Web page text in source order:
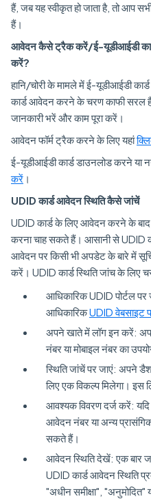
हैं, जब यह स्वीकृत हो जाता है, तो आप
हैं।
आवेदन कैसे ट्रैक करें/ई-यूडीआईडी
करें?
हानि/चोरी के मामले में ई-यूडीआईडी
कार्ड आवेदन करने के चरण काफी सरल
जानकारी भरें और काम पूरा करें।
आवेदन फॉर्म ट्रैक करने के लिए यहां
ई-यूडीआईडी कार्ड डाउनलोड करने या
करें ।
UDID कार्ड आवेदन स्थिति कैसे जांचें
UDID कार्ड के लिए आवेदन करने के
करना चाह सकते हैं। आसानी से UDID
आवेदन पर किसी भी अपडेट के बारे में
करें। UDID कार्ड स्थिति जांच के लिए
आधिकारिक UDID पोर्टल
आधिकारिकUDID वेबसाइट
अपने खाते में लॉग इन करें:
नंबर या मोबाइल नंबर का
स्थिति जांचें पर जाएं: अपने
लिए एक विकल्प मिलेगा।
आवश्यक विवरण दर्ज करें:
आवेदन नंबर या अन्य
सकते हैं।
आवेदन स्थिति देखें: एक बार
UDID कार्ड आवेदन स्थिति
"अधीन समीक्षा",